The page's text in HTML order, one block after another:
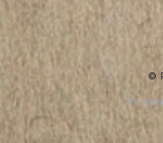
©